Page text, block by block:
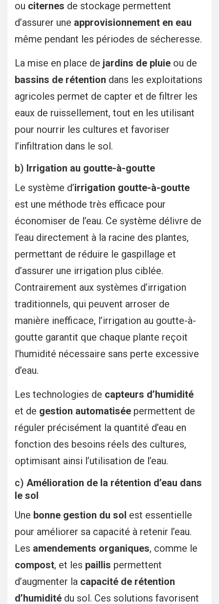
ou citernes de stockage permettent
d’assurer une approvisionnement en eau
même pendant les périodes de sécheresse.
La mise en place de jardins de pluie ou de
bassins de rétention dans les exploitations
agricoles permet de capter et de filtrer les
eaux de ruissellement, tout en les utilisant
pour nourrir les cultures et favoriser
l’infiltration dans le sol.
b) Irrigation au goutte-à-goutte
Le système d’irrigation goutte-à-goutte
est une méthode très efficace pour
économiser de l’eau. Ce système délivre de
l’eau directement à la racine des plantes,
permettant de réduire le gaspillage et
d’assurer une irrigation plus ciblée.
Contrairement aux systèmes d’irrigation
traditionnels, qui peuvent arroser de
manière inefficace, l’irrigation au goutte-à-
goutte garantit que chaque plante reçoit
l’humidité nécessaire sans perte excessive
d’eau.
Les technologies de capteurs d’humidité
et de gestion automatisée permettent de
réguler précisément la quantité d’eau en
fonction des besoins réels des cultures,
optimisant ainsi l’utilisation de l’eau.
c) Amélioration de la rétention d’eau dans
le sol
Une bonne gestion du sol est essentielle
pour améliorer sa capacité à retenir l’eau.
Les amendements organiques, comme le
compost, et les paillis permettent
d’augmenter la capacité de rétention
d’humidité du sol. Ces solutions favorisent